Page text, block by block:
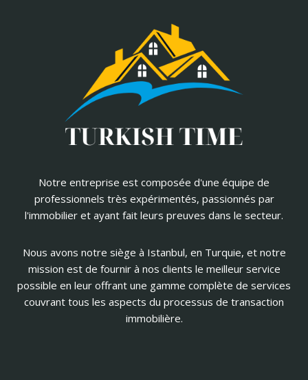
Notre entreprise est composée d'une équipe de
professionnels très expérimentés, passionnés par
l'immobilier et ayant fait leurs preuves dans le secteur.
Nous avons notre siège à Istanbul, en Turquie, et notre
mission est de fournir à nos clients le meilleur service
possible en leur offrant une gamme complète de services
couvrant tous les aspects du processus de transaction
immobilière.